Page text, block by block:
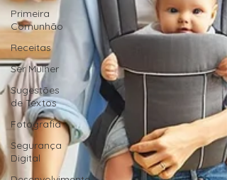
Primeira
Comunhão
Receitas
Ser Mulher
Sugestões
de Textos
Fotografia
Segurança
Digital